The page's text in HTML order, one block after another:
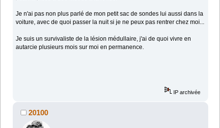
Je n'ai pas non plus parlé de mon petit sac de sondes lui aussi dans la
voiture, avec de quoi passer la nuit si je ne peux pas rentrer chez moi...
Je suis un survivaliste de la lésion médullaire, j'ai de quoi vivre en
autarcie plusieurs mois sur moi en permanence.
IP archivée
20100